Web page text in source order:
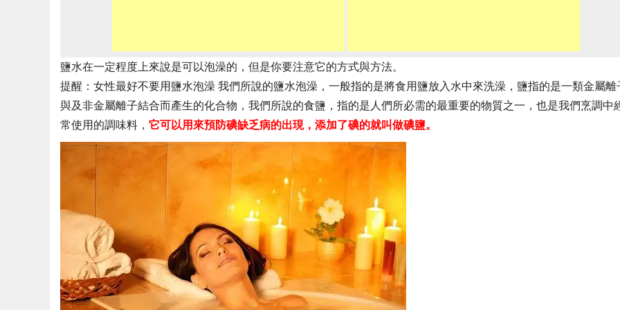
鹽水在一定程度上來說是可以泡澡的，但是你要注意它的方式與方法。
提醒：女性最好不要用鹽水泡澡 我們所說的鹽水泡澡，一般指的是將食用鹽放入水中來洗澡，鹽指的是一類金屬離
與及非金屬離子結合而產生的化合物，我們所說的食鹽，指的是人們所必需的最重要的物質之一，也是我們烹調中
常使用的調味料， 它可以用來預防碘缺乏病的出現，添加了碘的就叫做碘鹽。